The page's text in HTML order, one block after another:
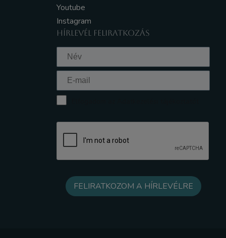
Youtube
Instagram
HÍRLEVÉL FELIRATKOZÁS